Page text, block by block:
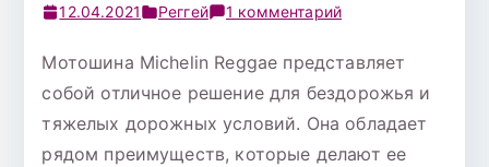
12.04.2021 Реггей 1 комментарийк
Michelin
Reggae
130/90
R10
Мотошина Michelin Reggae представляет
собой отличное решение для бездорожья и
тяжелых дорожных условий. Она обладает
рядом преимуществ, которые делают ее